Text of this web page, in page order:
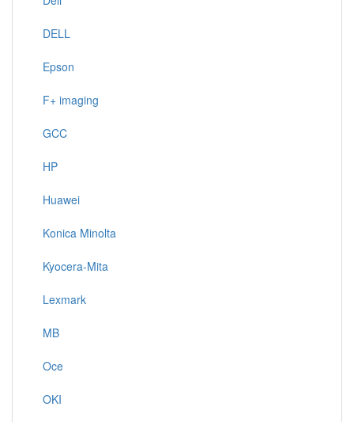
DELL
Epson
F+ imaging
GCC
HP
Huawei
Konica Minolta
Kyocera-Mita
Lexmark
MB
Oce
OKI